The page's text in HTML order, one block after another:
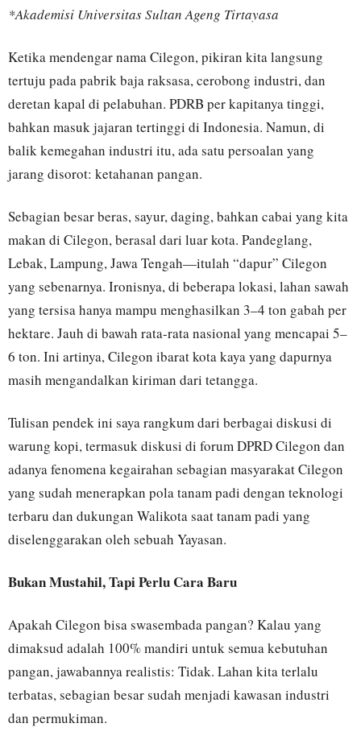
*Akademisi Universitas Sultan Ageng Tirtayasa
Ketika mendengar nama Cilegon, pikiran kita langsung
tertuju pada pabrik baja raksasa, cerobong industri, dan
deretan kapal di pelabuhan. PDRB per kapitanya tinggi,
bahkan masuk jajaran tertinggi di Indonesia. Namun, di
balik kemegahan industri itu, ada satu persoalan yang
jarang disorot: ketahanan pangan.
Sebagian besar beras, sayur, daging, bahkan cabai yang kita
makan di Cilegon, berasal dari luar kota. Pandeglang,
Lebak, Lampung, Jawa Tengah—itulah “dapur” Cilegon
yang sebenarnya. Ironisnya, di beberapa lokasi, lahan sawah
yang tersisa hanya mampu menghasilkan 3–4 ton gabah per
hektare. Jauh di bawah rata-rata nasional yang mencapai 5–
6 ton. Ini artinya, Cilegon ibarat kota kaya yang dapurnya
masih mengandalkan kiriman dari tetangga.
Tulisan pendek ini saya rangkum dari berbagai diskusi di
warung kopi, termasuk diskusi di forum DPRD Cilegon dan
adanya fenomena kegairahan sebagian masyarakat Cilegon
yang sudah menerapkan pola tanam padi dengan teknologi
terbaru dan dukungan Walikota saat tanam padi yang
diselenggarakan oleh sebuah Yayasan.
Bukan Mustahil, Tapi Perlu Cara Baru
Apakah Cilegon bisa swasembada pangan? Kalau yang
dimaksud adalah 100% mandiri untuk semua kebutuhan
pangan, jawabannya realistis: Tidak. Lahan kita terlalu
terbatas, sebagian besar sudah menjadi kawasan industri
dan permukiman.